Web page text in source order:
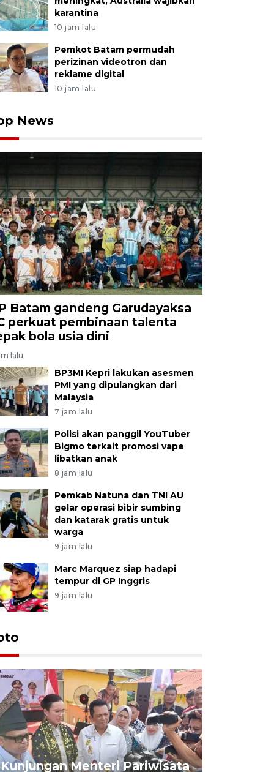
karantina
10 jam lalu
Pemkot Batam permudah
perizinan videotron dan
reklame digital
10 jam lalu
News
Batam gandeng Garudayaksa
perkuat pembinaan talenta
bola usia dini
lalu
BP3MI Kepri lakukan asesmen
PMI yang dipulangkan dari
Malaysia
7 jam lalu
Polisi akan panggil YouTuber
Bigmo terkait promosi vape
libatkan anak
8 jam lalu
Pemkab Natuna dan TNI AU
gelar operasi bibir sumbing
dan katarak gratis untuk
warga
9 jam lalu
Marc Marquez siap hadapi
tempur di GP Inggris
9 jam lalu
Kunjungan Menteri Pariwisata